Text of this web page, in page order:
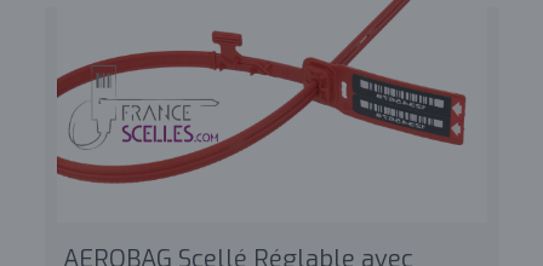
AEROBAG Scellé Réglable avec